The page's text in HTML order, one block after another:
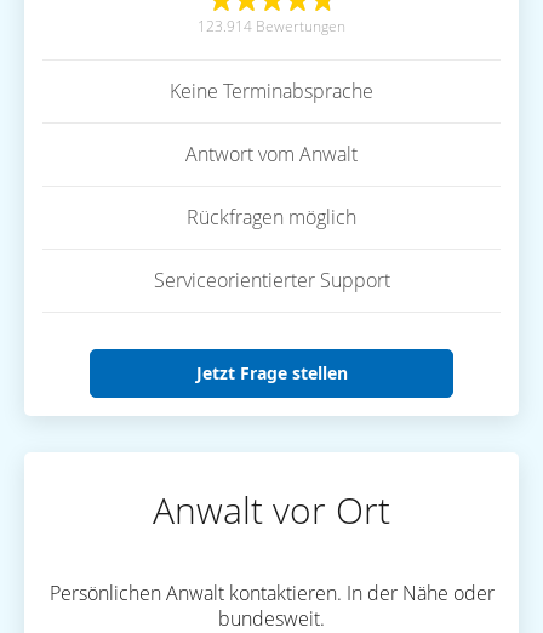
123.914 Bewertungen
Keine Terminabsprache
Antwort vom Anwalt
Rückfragen möglich
Serviceorientierter Support
Jetzt Frage stellen
Anwalt vor Ort
Persönlichen Anwalt kontaktieren. In der Nähe oder
bundesweit.